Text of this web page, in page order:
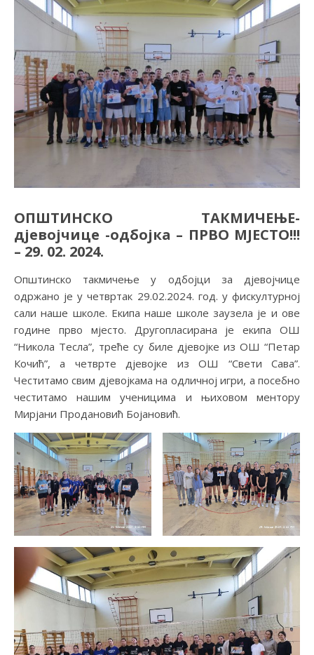
ОПШТИНСКО ТАКМИЧЕЊЕ-
дјевојчице -одбојка – ПРВО МЈЕСТО!!!
– 29. 02. 2024.
Општинско такмичење у одбојци за дјевојчице
одржано је у четвртак 29.02.2024. год. у фискултурној
сали наше школе. Екипа наше школе заузела је и ове
године прво мјесто. Другопласирана је екипа ОШ
“Никола Тесла”, треће су биле дјевојке из ОШ “Петар
Кочић”, а четврте дјевојке из ОШ “Свети Сава”.
Честитамо свим дјевојкама на одличној игри, а посебно
честитамо нашим ученицима и њиховом ментору
Мирјани Продановић Бојановић.